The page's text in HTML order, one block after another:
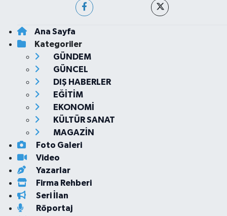
Ana Sayfa
Kategoriler
GÜNDEM
GÜNCEL
DIŞ HABERLER
EĞİTİM
EKONOMİ
KÜLTÜR SANAT
MAGAZİN
Foto Galeri
Video
Yazarlar
Firma Rehberi
Seri İlan
Röportaj